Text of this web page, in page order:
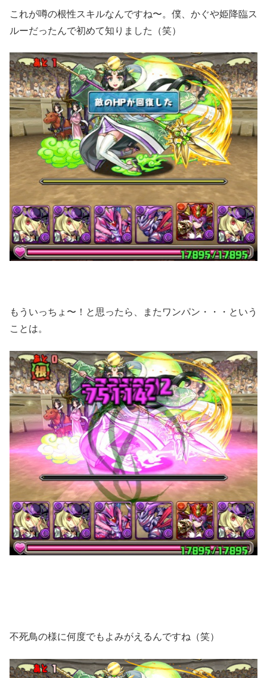
これが噂の根性スキルなんですね〜。僕、かぐや姫降臨ス
ルーだったんで初めて知りました（笑）
もういっちょ〜！と思ったら、またワンパン・・・という
ことは。
不死鳥の様に何度でもよみがえるんですね（笑）